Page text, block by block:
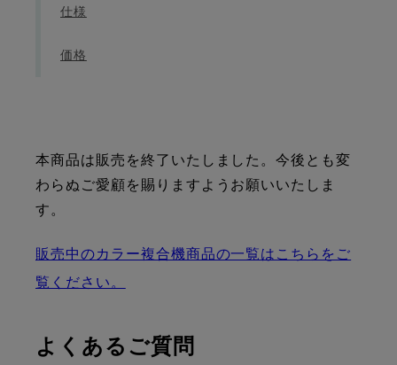
仕様
価格
本商品は販売を終了いたしました。今後とも変
わらぬご愛顧を賜りますようお願いいたしま
す。
販売中のカラー複合機商品の一覧はこちらをご
覧ください。
よくあるご質問